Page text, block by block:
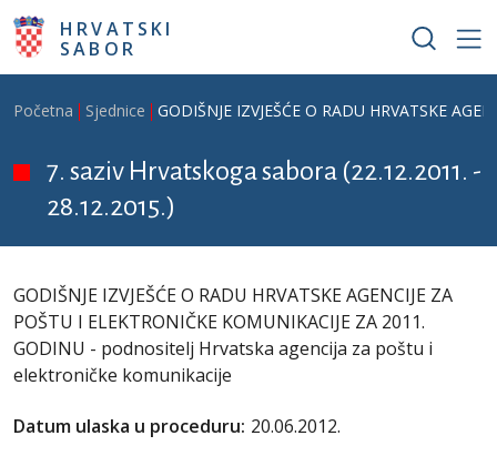
Skoči na glavni sadržaj
HRVATSKI
SABOR
Breadcrumb
Početna Sjednice GODIŠNJE IZVJEŠĆE O RADU HRVATSKE
7. saziv Hrvatskoga sabora (22.12.2011. -
28.12.2015.)
GODIŠNJE IZVJEŠĆE O RADU HRVATSKE AGENCIJE ZA
POŠTU I ELEKTRONIČKE KOMUNIKACIJE ZA 2011.
GODINU - podnositelj Hrvatska agencija za poštu i
elektroničke komunikacije
Datum ulaska u proceduru: 20.06.2012.